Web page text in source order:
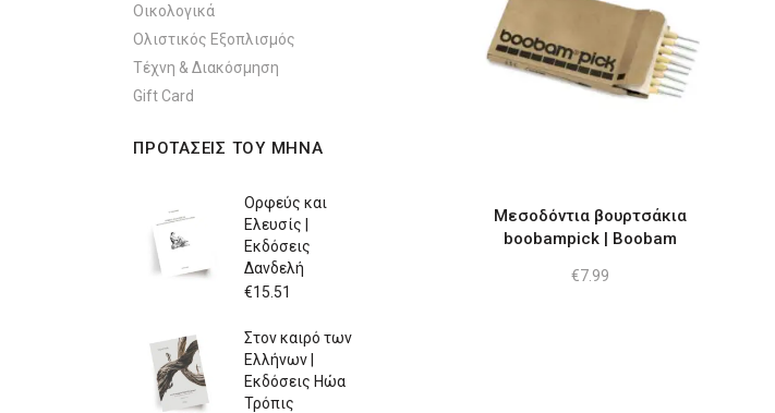
Μεσοδόντια βουρτσάκια
boobampick | Boobam
€7.99
Οικολογικά
Ολιστικός Εξοπλισμός
Τέχνη & Διακόσμηση
Gift Card
ΠΡΟΤΑΣΕΙΣ ΤΟΥ ΜΗΝΑ
Ορφεύς και
Ελευσίς |
Εκδόσεις
Δανδελή
€15.51
Στον καιρό των
Ελλήνων |
Εκδόσεις Ηώα
Τρόπις